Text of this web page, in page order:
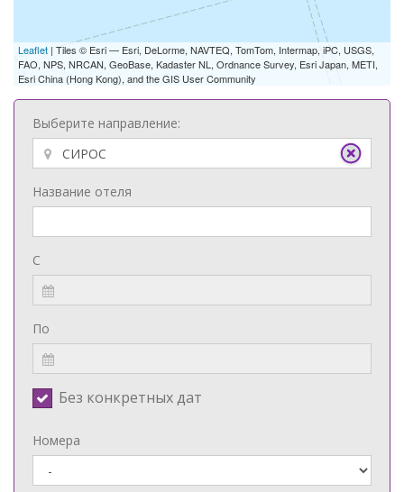
Leaflet | Tiles © Esri — Esri, DeLorme, NAVTEQ, TomTom, Intermap, iPC, USGS,
FAO, NPS, NRCAN, GeoBase, Kadaster NL, Ordnance Survey, Esri Japan, METI,
Esri China (Hong Kong), and the GIS User Community
Выберите направление:
Название отеля
С
По
Без конкретных дат
Номера